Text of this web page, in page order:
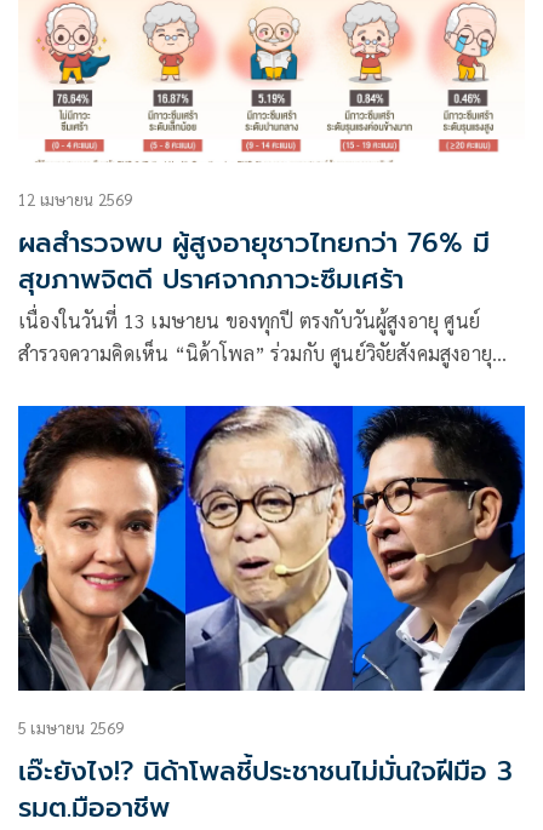
12 เมษายน 2569
ผลสำรวจพบ ผู้สูงอายุชาวไทยกว่า 76% มี
สุขภาพจิตดี ปราศจากภาวะซึมเศร้า
เนื่องในวันที่ 13 เมษายน ของทุกปี ตรงกับวันผู้สูงอายุ ศูนย์
สำรวจความคิดเห็น “นิด้าโพล” ร่วมกับ ศูนย์วิจัยสังคมสูงอายุ
พัฒนบริหารศาสตร์ (นิด้า)
5 เมษายน 2569
เอ๊ะยังไง!? นิด้าโพลชี้ประชาชนไม่มั่นใจฝีมือ 3
รมต.มืออาชีพ